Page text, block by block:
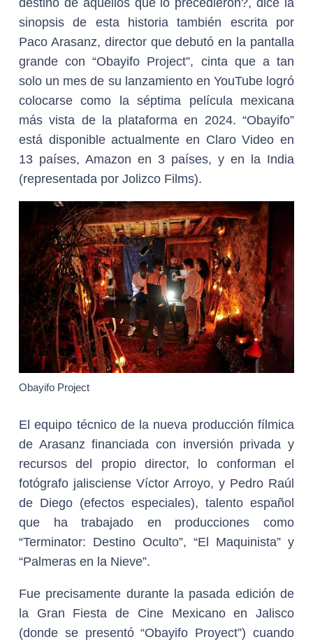
sinopsis de esta historia también escrita por
Paco Arasanz, director que debutó en la pantalla
grande con “Obayifo Project”, cinta que a tan
solo un mes de su lanzamiento en YouTube logró
colocarse como la séptima película mexicana
más vista de la plataforma en 2024. “Obayifo”
está disponible actualmente en Claro Video en
13 países, Amazon en 3 países, y en la India
(representada por Jolizco Films).
Obayifo Project
El equipo técnico de la nueva producción fílmica
de Arasanz financiada con inversión privada y
recursos del propio director, lo conforman el
fotógrafo jalisciense Víctor Arroyo, y Pedro Raúl
de Diego (efectos especiales), talento español
que ha trabajado en producciones como
“Terminator: Destino Oculto”, “El Maquinista” y
“Palmeras en la Nieve”.
Fue precisamente durante la pasada edición de
la Gran Fiesta de Cine Mexicano en Jalisco
(donde se presentó “Obayifo Proyect”) cuando